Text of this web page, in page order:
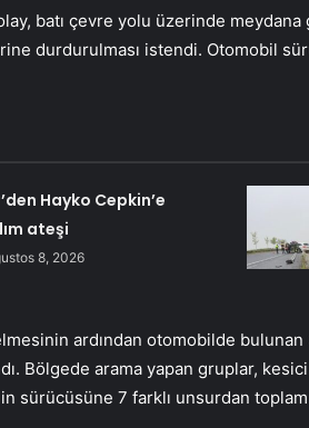
batı çevre yolu üzerinde
durdurulması istendi. Otomobil
Hayko Cepkin’e
ateşi
8, 2026
ardından otomobilde
Bölgede arama yapan gruplar,
sürücüsüne 7 farklı unsurdan